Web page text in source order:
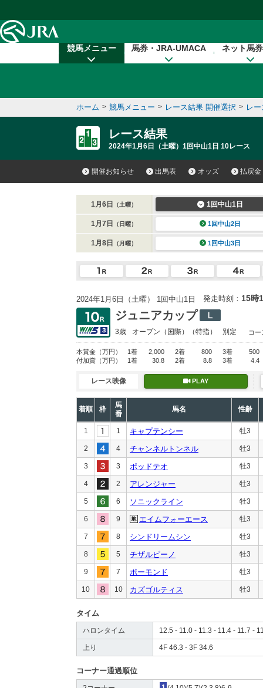
競馬メニュー 馬券・JRA-UMACA ネット馬
ホーム > 競馬メニュー > レース結果 開催選択 > レ
レース結果
2024年1月6日（土曜）1回中山1日 10レース
開催お知らせ 出馬表 オッズ 払戻金
1月6日 （土曜） 1回中山1日
1月7日 （日曜） 1回中山2日
1月8日 （月曜） 1回中山3日
2024年1月6日（土曜） 1回中山1日 発走時刻： 15時
ジュニアカップ
3歳 オープン （国際）（特指） 別定 コー
本賞金 （万円） 1着 2,000 2着 800 3着
500
付加賞 （万円） 1着 30.8 2着 8.8 3着 4.4
レース映像 PLAY
着順 枠
馬
番
馬名 性齢
1 1 キャプテンシー 牡3
2 4 チャンネルトンネル 牡3
3 3 ポッドテオ 牡3
4 2 アレンジャー 牡3
5 6 ソニックライン 牡3
6 9 エイムフォーエース 牡3
7 8 シンドリームシン 牡3
8 5 チザルピーノ 牡3
9 7 ボーモンド 牡3
10 10 カズゴルティス 牡3
タイム
ハロンタイム 12.5 - 11.0 - 11.3 - 11.4 - 11.7 -
上り 4F 46.3 - 3F 34.6
コーナー通過順位